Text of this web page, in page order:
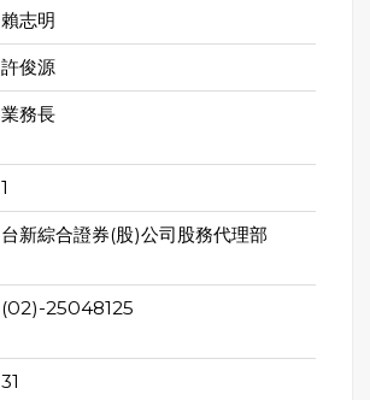
賴志明
許俊源
業務長
1
台新綜合證券(股)公司股務代理部
(02)-25048125
31